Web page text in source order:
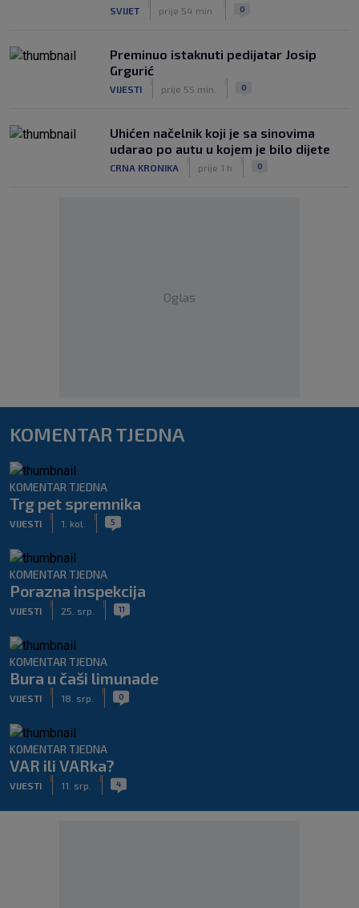
SVIJET prije 54 min. 0
Preminuo istaknuti pedijatar Josip
Grgurić
VIJESTI prije 55 min. 0
Uhićen načelnik koji je sa sinovima
udarao po autu u kojem je bilo dijete
CRNA KRONIKA prije 1 h 0
Oglas
KOMENTAR TJEDNA
KOMENTAR TJEDNA
Trg pet spremnika
VIJESTI 1. kol. 5
KOMENTAR TJEDNA
Porazna inspekcija
VIJESTI 25. srp. 11
KOMENTAR TJEDNA
Bura u čaši limunade
VIJESTI 18. srp. 0
KOMENTAR TJEDNA
VAR ili VARka?
VIJESTI 11. srp. 4